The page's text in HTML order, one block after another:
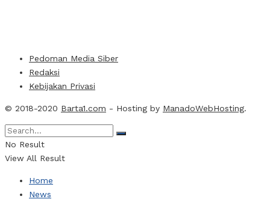
Pedoman Media Siber
Redaksi
Kebijakan Privasi
© 2018-2020 Barta1.com - Hosting by ManadoWebHosting.
No Result
View All Result
Home
News